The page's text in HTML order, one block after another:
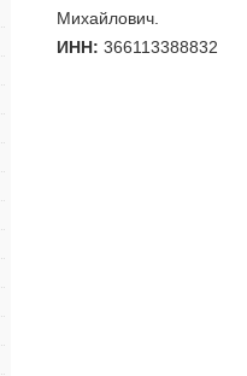
Михайлович.
ИНН: 366113388832